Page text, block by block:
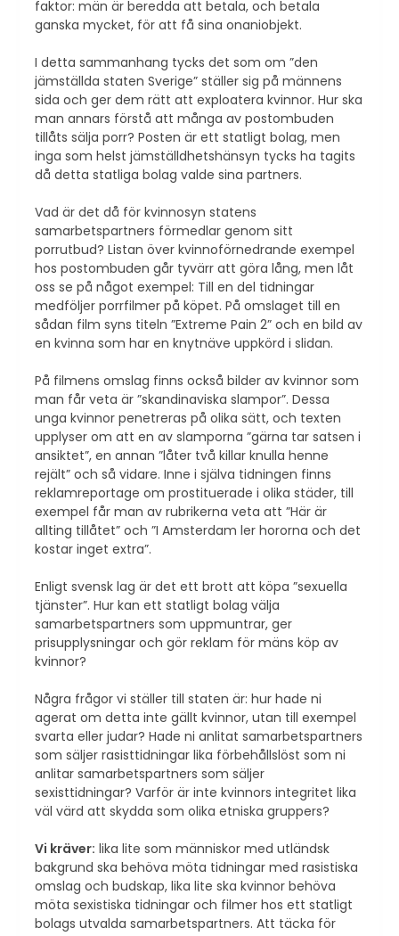
faktor: män är beredda att betala, och betala
ganska mycket, för att få sina onaniobjekt.
I detta sammanhang tycks det som om ”den
jämställda staten Sverige” ställer sig på männens
sida och ger dem rätt att exploatera kvinnor. Hur ska
man annars förstå att många av postombuden
tillåts sälja porr? Posten är ett statligt bolag, men
inga som helst jämställdhetshänsyn tycks ha tagits
då detta statliga bolag valde sina partners.
Vad är det då för kvinnosyn statens
samarbetspartners förmedlar genom sitt
porrutbud? Listan över kvinnoförnedrande exempel
hos postombuden går tyvärr att göra lång, men låt
oss se på något exempel: Till en del tidningar
medföljer porrfilmer på köpet. På omslaget till en
sådan film syns titeln ”Extreme Pain 2” och en bild av
en kvinna som har en knytnäve uppkörd i slidan.
På filmens omslag finns också bilder av kvinnor som
man får veta är ”skandinaviska slampor”. Dessa
unga kvinnor penetreras på olika sätt, och texten
upplyser om att en av slamporna ”gärna tar satsen i
ansiktet”, en annan ”låter två killar knulla henne
rejält” och så vidare. Inne i själva tidningen finns
reklamreportage om prostituerade i olika städer, till
exempel får man av rubrikerna veta att ”Här är
allting tillåtet” och ”I Amsterdam ler hororna och det
kostar inget extra”.
Enligt svensk lag är det ett brott att köpa ”sexuella
tjänster”. Hur kan ett statligt bolag välja
samarbetspartners som uppmuntrar, ger
prisupplysningar och gör reklam för mäns köp av
kvinnor?
Några frågor vi ställer till staten är: hur hade ni
agerat om detta inte gällt kvinnor, utan till exempel
svarta eller judar? Hade ni anlitat samarbetspartners
som säljer rasisttidningar lika förbehållslöst som ni
anlitar samarbetspartners som säljer
sexisttidningar? Varför är inte kvinnors integritet lika
väl värd att skydda som olika etniska gruppers?
Vi kräver: lika lite som människor med utländsk
bakgrund ska behöva möta tidningar med rasistiska
omslag och budskap, lika lite ska kvinnor behöva
möta sexistiska tidningar och filmer hos ett statligt
bolags utvalda samarbetspartners. Att täcka för